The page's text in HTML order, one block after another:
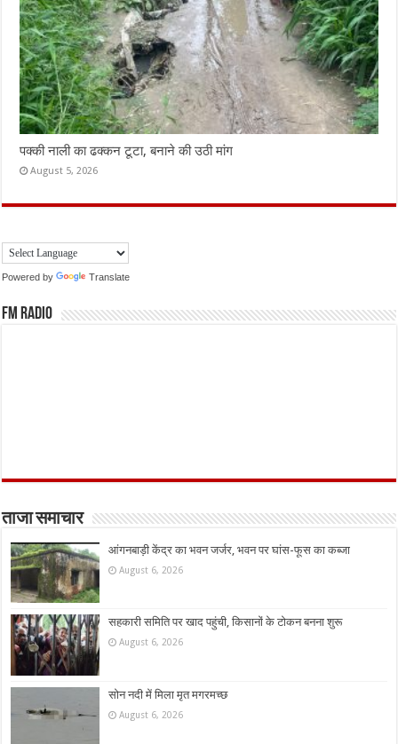
पक्की नाली का ढक्कन टूटा, बनाने की उठी मांग
August 5, 2026
Powered by Translate
FM Radio
ताजा समाचार
आंगनबाड़ी केंद्र का भवन जर्जर, भवन पर घांस-फूस का कब्जा
August 6, 2026
सहकारी समिति पर खाद पहुंची, किसानों के टोकन बनना शुरू
August 6, 2026
सोन नदी में मिला मृत मगरमच्छ
August 6, 2026